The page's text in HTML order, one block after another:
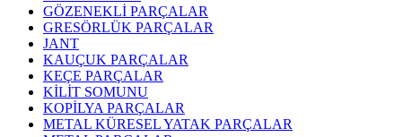
GÖZENEKLİ PARÇALAR
GRESÖRLÜK PARÇALAR
JANT
KAUÇUK PARÇALAR
KEÇE PARÇALAR
KİLİT SOMUNU
KOPİLYA PARÇALAR
METAL KÜRESEL YATAK PARÇALAR